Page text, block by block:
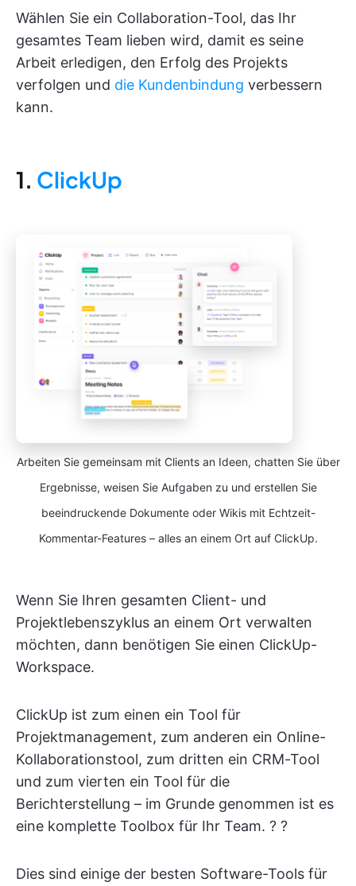
Wählen Sie ein Collaboration-Tool, das Ihr
gesamtes Team lieben wird, damit es seine
Arbeit erledigen, den Erfolg des Projekts
verfolgen und die Kundenbindung verbessern
kann.
1. ClickUp
Arbeiten Sie gemeinsam mit Clients an Ideen, chatten Sie über
Ergebnisse, weisen Sie Aufgaben zu und erstellen Sie
beeindruckende Dokumente oder Wikis mit Echtzeit-
Kommentar-Features – alles an einem Ort auf ClickUp.
Wenn Sie Ihren gesamten Client- und
Projektlebenszyklus an einem Ort verwalten
möchten, dann benötigen Sie einen ClickUp-
Workspace.
ClickUp ist zum einen ein Tool für
Projektmanagement, zum anderen ein Online-
Kollaborationstool, zum dritten ein CRM-Tool
und zum vierten ein Tool für die
Berichterstellung – im Grunde genommen ist es
eine komplette Toolbox für Ihr Team. ?️ ?
Dies sind einige der besten Software-Tools für